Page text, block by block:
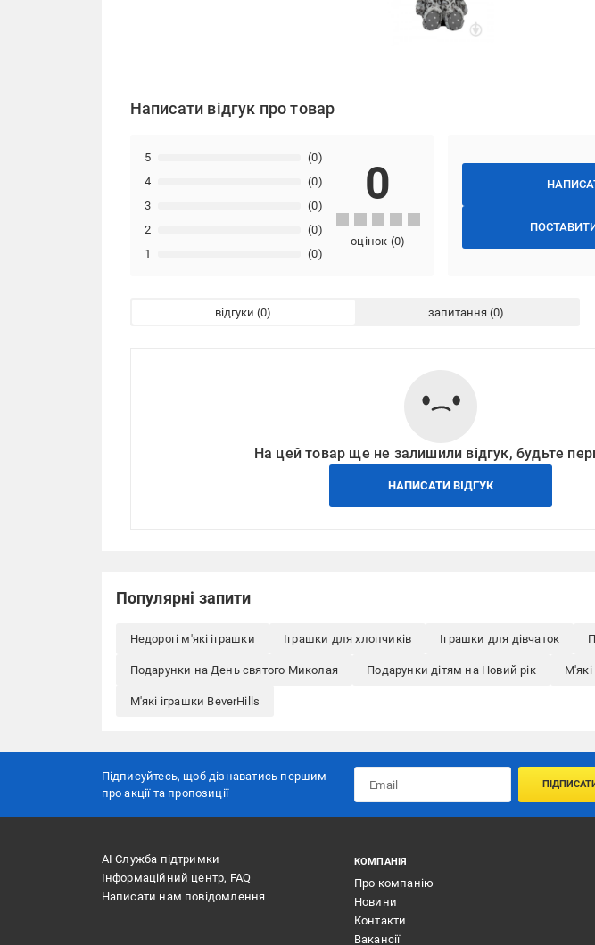
Написати відгук про товар
1 (0)
2 (0)
3 (0)
4 (0)
5 (0)
0
оцінок (0)
відгуки запитання
На цей товар ще не залишили відгук, будьте
НАПИСАТИ ВІДГУК
Популярні запити
Недорогі м'які іграшки Іграшки для хлопчиків Іграшки для дівчаток
Подарунки на День святого Миколая Подарунки дітям на Новий рік М'які
М'які іграшки BeverHills
Підписуйтесь, щоб дізнаватись першим
про акції та пропозиції
АІ Служба підтримки
Інформаційний центр, FAQ
Написати нам повідомлення
КОМПАНІЯ
Про компанію
Новини
Контакти
Вакансії